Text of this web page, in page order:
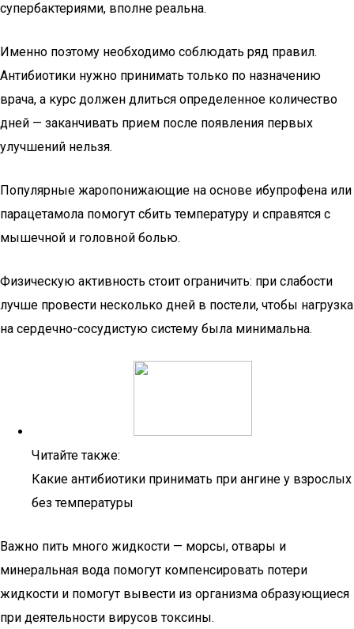
супербактериями, вполне реальна.
Именно поэтому необходимо соблюдать ряд правил.
Антибиотики нужно принимать только по назначению
врача, а курс должен длиться определенное количество
дней — заканчивать прием после появления первых
улучшений нельзя.
Популярные жаропонижающие на основе ибупрофена или
парацетамола помогут сбить температуру и справятся с
мышечной и головной болью.
Физическую активность стоит ограничить: при слабости
лучше провести несколько дней в постели, чтобы нагрузка
на сердечно-сосудистую систему была минимальна.
Читайте также:
Какие антибиотики принимать при ангине у взрослых
без температуры
Важно пить много жидкости — морсы, отвары и
минеральная вода помогут компенсировать потери
жидкости и помогут вывести из организма образующиеся
при деятельности вирусов токсины.